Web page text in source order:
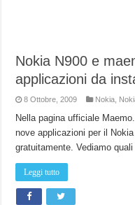
Nokia N900 e
applicazioni da
8 Ottobre, 2009 Nokia
Nella pagina ufficiale
nove applicazioni per il
gratuitamente. Vediamo
Leggi tutto